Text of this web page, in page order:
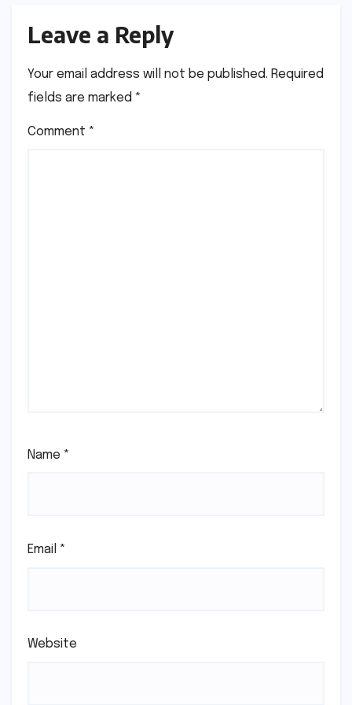
Leave a Reply
Your email address will not be published. Required
fields are marked *
Comment *
Name *
Email *
Website